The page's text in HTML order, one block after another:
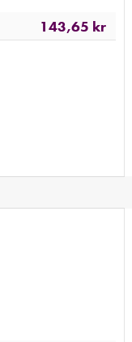
143,65 kr